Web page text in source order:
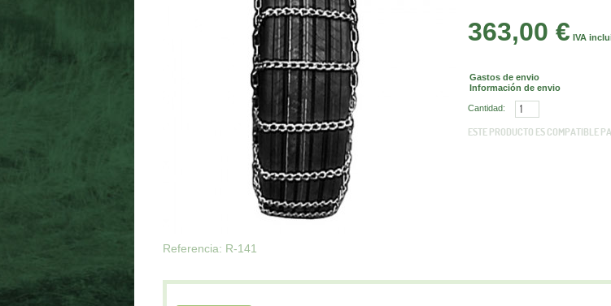
Referencia: R-141
363,00 € IVA
Gastos de envio
Información de envio
Cantidad:
ESTE PRODUCTO ES COMPATIBLE